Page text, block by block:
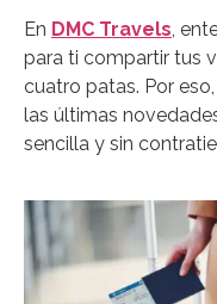
En DMC Travels,
para ti compartir tus
cuatro patas. Por
las últimas
sencilla y sin